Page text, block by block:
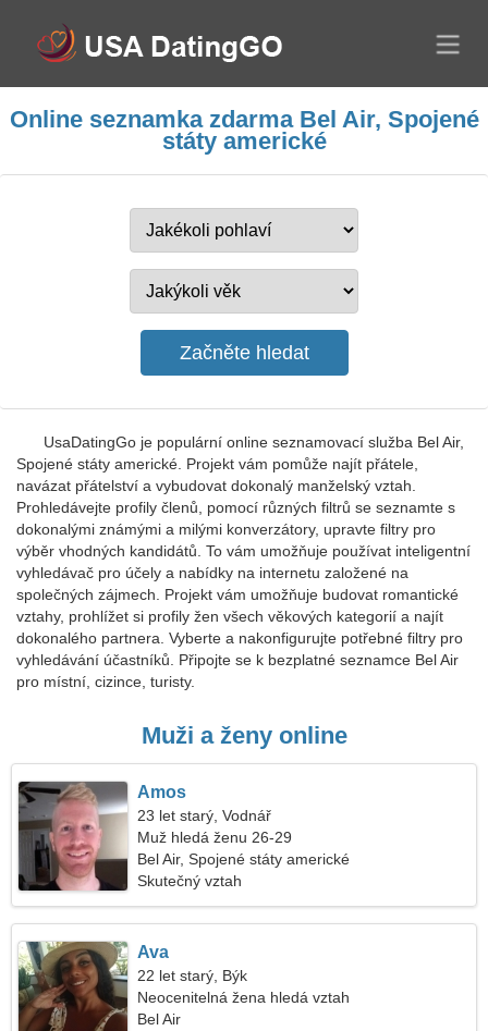
Online seznamka zdarma Bel Air, Spojené
státy americké
UsaDatingGo je populární online seznamovací služba Bel Air,
Spojené státy americké. Projekt vám pomůže najít přátele,
navázat přátelství a vybudovat dokonalý manželský vztah.
Prohledávejte profily členů, pomocí různých filtrů se seznamte s
dokonalými známými a milými konverzátory, upravte filtry pro
výběr vhodných kandidátů. To vám umožňuje používat inteligentní
vyhledávač pro účely a nabídky na internetu založené na
společných zájmech. Projekt vám umožňuje budovat romantické
vztahy, prohlížet si profily žen všech věkových kategorií a najít
dokonalého partnera. Vyberte a nakonfigurujte potřebné filtry pro
vyhledávání účastníků. Připojte se k bezplatné seznamce Bel Air
pro místní, cizince, turisty.
Muži a ženy online
Amos
23 let starý, Vodnář
Muž hledá ženu 26-29
Bel Air, Spojené státy americké
Skutečný vztah
Ava
22 let starý, Býk
Neocenitelná žena hledá vztah
Bel Air